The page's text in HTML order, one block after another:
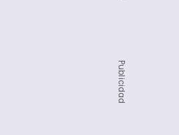
Publicidad